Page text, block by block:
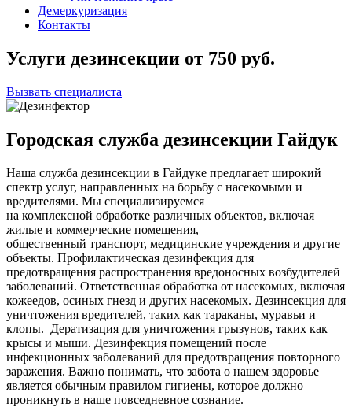
Демеркуризация
Контакты
Услуги дезинсекции от 750 руб.
Вызвать специалиста
Городская служба дезинсекции Гайдук
Наша служба дезинсекции в Гайдуке предлагает широкий
спектр услуг, направленных на борьбу с насекомыми и
вредителями. Мы специализируемся
на комплексной обработке различных объектов, включая
жилые и коммерческие помещения,
общественный транспорт, медицинские учреждения и другие
объекты. Профилактическая дезинфекция для
предотвращения распространения вредоносных возбудителей
заболеваний. Ответственная обработка от насекомых, включая
кожеедов, осиных гнезд и других насекомых. Дезинсекция для
уничтожения вредителей, таких как тараканы, муравьи и
клопы. Дератизация для уничтожения грызунов, таких как
крысы и мыши. Дезинфекция помещений после
инфекционных заболеваний для предотвращения повторного
заражения. Важно понимать, что забота о нашем здоровье
является обычным правилом гигиены, которое должно
проникнуть в наше повседневное сознание.